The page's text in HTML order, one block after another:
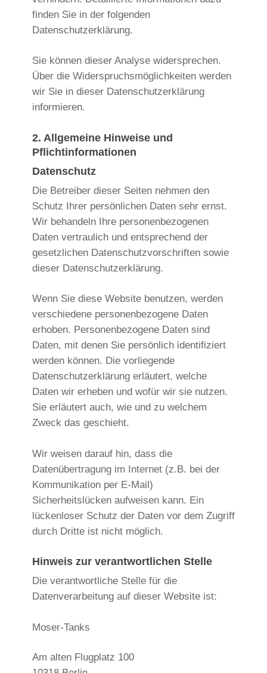
finden Sie in der folgenden
Datenschutzerklärung.
Sie können dieser Analyse widersprechen.
Über die Widerspruchsmöglichkeiten werden
wir Sie in dieser Datenschutzerklärung
informieren.
2. Allgemeine Hinweise und
Pflichtinformationen
Datenschutz
Die Betreiber dieser Seiten nehmen den
Schutz Ihrer persönlichen Daten sehr ernst.
Wir behandeln Ihre personenbezogenen
Daten vertraulich und entsprechend der
gesetzlichen Datenschutzvorschriften sowie
dieser Datenschutzerklärung.
Wenn Sie diese Website benutzen, werden
verschiedene personenbezogene Daten
erhoben. Personenbezogene Daten sind
Daten, mit denen Sie persönlich identifiziert
werden können. Die vorliegende
Datenschutzerklärung erläutert, welche
Daten wir erheben und wofür wir sie nutzen.
Sie erläutert auch, wie und zu welchem
Zweck das geschieht.
Wir weisen darauf hin, dass die
Datenübertragung im Internet (z.B. bei der
Kommunikation per E-Mail)
Sicherheitslücken aufweisen kann. Ein
lückenloser Schutz der Daten vor dem Zugriff
durch Dritte ist nicht möglich.
Hinweis zur verantwortlichen Stelle
Die verantwortliche Stelle für die
Datenverarbeitung auf dieser Website ist:
Moser-Tanks
Am alten Flugplatz 100